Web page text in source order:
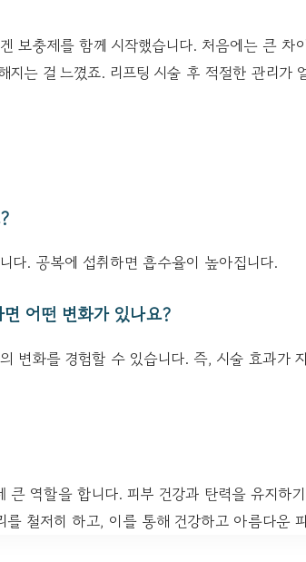
보충제를 함께 시작했습니다. 처음에는 큰 차
지는 걸 느꼈죠. 리프팅 시술 후 적절한 관리가
다. 공복에 섭취하면 흡수율이 높아집니다.
어떤 변화가 있나요?
변화를 경험할 수 있습니다. 즉, 시술 효과가
역할을 합니다. 피부 건강과 탄력을 유지하
철저히 하고, 이를 통해 건강하고 아름다운